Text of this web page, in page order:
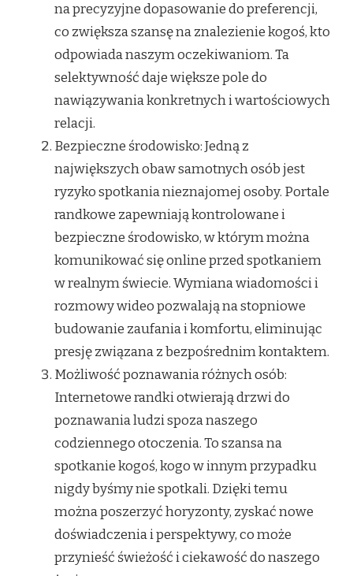
na precyzyjne dopasowanie do preferencji,
co zwiększa szansę na znalezienie kogoś, kto
odpowiada naszym oczekiwaniom. Ta
selektywność daje większe pole do
nawiązywania konkretnych i wartościowych
relacji.
Bezpieczne środowisko: Jedną z
największych obaw samotnych osób jest
ryzyko spotkania nieznajomej osoby. Portale
randkowe zapewniają kontrolowane i
bezpieczne środowisko, w którym można
komunikować się online przed spotkaniem
w realnym świecie. Wymiana wiadomości i
rozmowy wideo pozwalają na stopniowe
budowanie zaufania i komfortu, eliminując
presję związana z bezpośrednim kontaktem.
Możliwość poznawania różnych osób:
Internetowe randki otwierają drzwi do
poznawania ludzi spoza naszego
codziennego otoczenia. To szansa na
spotkanie kogoś, kogo w innym przypadku
nigdy byśmy nie spotkali. Dzięki temu
można poszerzyć horyzonty, zyskać nowe
doświadczenia i perspektywy, co może
przynieść świeżość i ciekawość do naszego